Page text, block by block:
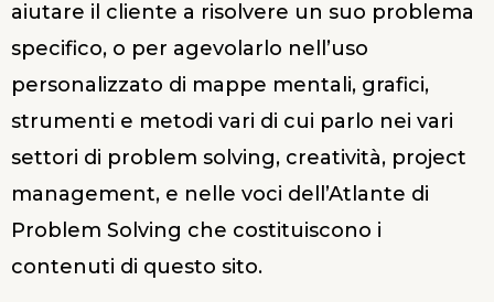
aiutare il cliente a risolvere un suo problema
specifico, o per agevolarlo nell’uso
personalizzato di mappe mentali, grafici,
strumenti e metodi vari di cui parlo nei vari
settori di problem solving, creatività, project
management, e nelle voci dell’Atlante di
Problem Solving che costituiscono i
contenuti di questo sito.